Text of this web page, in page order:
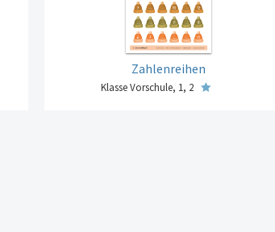
Zahlenreihen
Klasse Vorschule, 1, 2